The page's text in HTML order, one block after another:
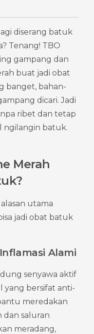
diserang batuk
Tenang! TBO
gampang dan
buat jadi obat
banget, bahan-
dicari. Jadi
ribet dan tetap
ngilangin batuk.
Merah
utama
jadi obat batuk
Alami
senyawa aktif
yang bersifat anti-
meredakan
dan saluran
meradang,